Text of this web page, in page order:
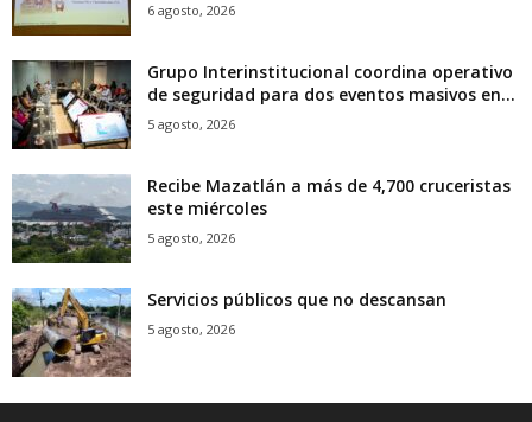
6 agosto, 2026
Grupo Interinstitucional coordina operativo
de seguridad para dos eventos masivos en...
5 agosto, 2026
Recibe Mazatlán a más de 4,700 cruceristas
este miércoles
5 agosto, 2026
Servicios públicos que no descansan
5 agosto, 2026